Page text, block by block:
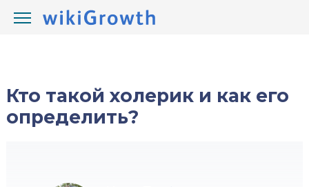
wikiGrowth.com / Психология
Кто такой холерик и как его
определить?